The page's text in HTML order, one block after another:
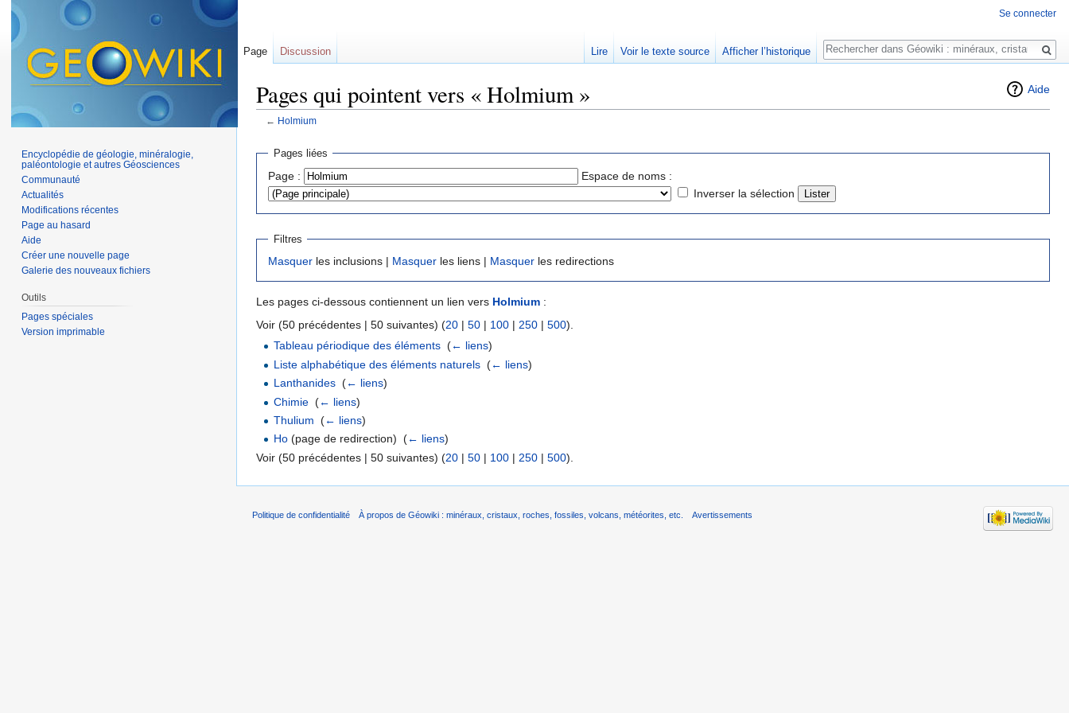
Aide
Pages qui pointent vers « Holmium »
← Holmium
Pages liées
Page :
Espace de noms :
Inverser la sélection
Filtres
Masquer les inclusions | Masquer les liens | Masquer les redirections
Les pages ci-dessous contiennent un lien vers Holmium :
Voir (50 précédentes | 50 suivantes) (20 | 50 | 100 | 250 | 500).
Tableau périodique des éléments ‎(← liens)
Liste alphabétique des éléments naturels ‎(← liens)
Lanthanides ‎(← liens)
Chimie ‎(← liens)
Thulium ‎(← liens)
Ho (page de redirection) ‎(← liens)
Voir (50 précédentes | 50 suivantes) (20 | 50 | 100 | 250 | 500).
Se connecter
Page Discussion Lire Voir le texte source Afficher l’historique
Rechercher
Encyclopédie de géologie, minéralogie,
paléontologie et autres Géosciences
Communauté
Actualités
Modifications récentes
Page au hasard
Aide
Créer une nouvelle page
Galerie des nouveaux fichiers
Outils
Pages spéciales
Version imprimable
Politique de confidentialité À propos de Géowiki : minéraux, cristaux, roches, fossiles, volcans, météorites, etc. Avertissements